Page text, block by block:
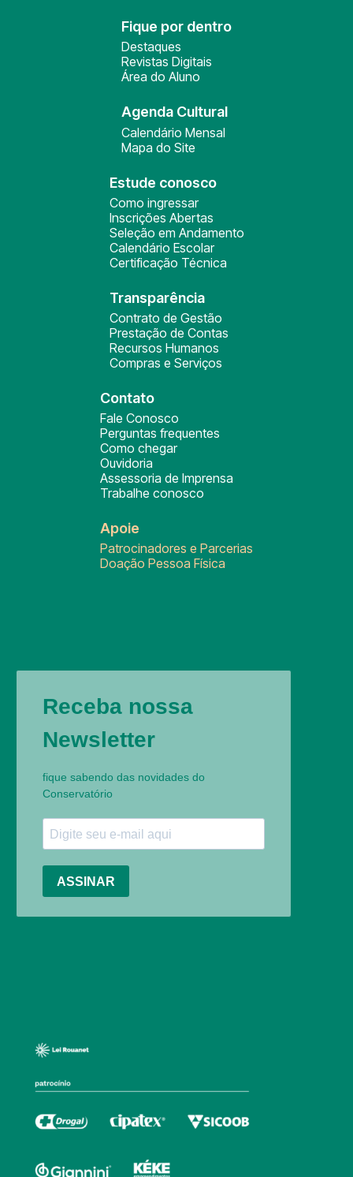
Fique por dentro
Destaques
Revistas Digitais
Área do Aluno
Agenda Cultural
Calendário Mensal
Mapa do Site
Estude conosco
Como ingressar
Inscrições Abertas
Seleção em Andamento
Calendário Escolar
Certificação Técnica
Transparência
Contrato de Gestão
Prestação de Contas
Recursos Humanos
Compras e Serviços
Contato
Fale Conosco
Perguntas frequentes
Como chegar
Ouvidoria
Assessoria de Imprensa
Trabalhe conosco
Apoie
Patrocinadores e Parcerias
Doação Pessoa Física